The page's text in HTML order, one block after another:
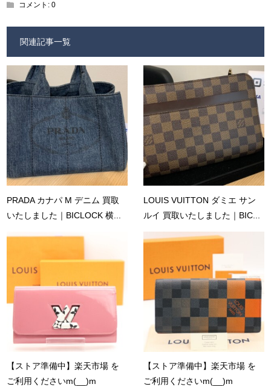
コメント:0
関連記事一覧
PRADA カナパ M デニム 買取
いたしました｜BICLOCK 横...
LOUIS VUITTON ダミエ サン
ルイ 買取いたしました｜BIC...
【ストア準備中】楽天市場 を
ご利用くださいm(__)m
【ストア準備中】楽天市場 を
ご利用くださいm(__)m